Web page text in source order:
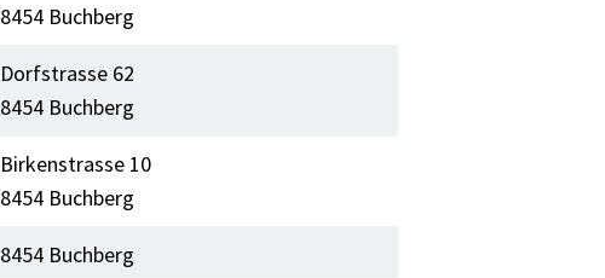
8454 Buchberg
Dorfstrasse 62
8454 Buchberg
Birkenstrasse 10
8454 Buchberg
8454 Buchberg